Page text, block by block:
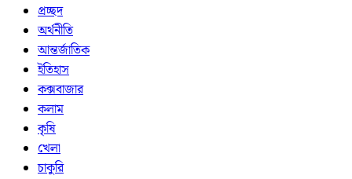
প্রচ্ছদ
অর্থনীতি
আন্তর্জাতিক
ইতিহাস
কক্সবাজার
কলাম
কৃষি
খেলা
চাকুরি